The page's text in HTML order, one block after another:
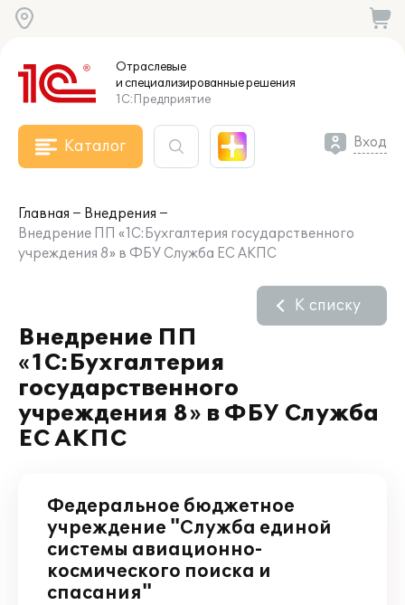
Отраслевые
и специализированныерешения
1С:Предприятие
Каталог Вход
Главная
Внедрения
Внедрение ПП «1С:Бухгалтерия государственного
учреждения 8» в ФБУ Служба ЕС АКПС
Внедрение ПП
«1С:Бухгалтерия
государственного
учреждения 8» в ФБУ Служба
ЕС АКПС
К списку
Федеральное бюджетное
учреждение "Служба единой
системы авиационно-
космического поиска и
спасания"